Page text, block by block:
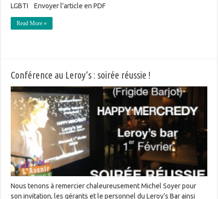
LGBTI Envoyer l'article en PDF
Read More »
Conférence au Leroy’s : soirée réussie !
Nous tenons à remercier chaleureusement Michel Soyer pour
son invitation, les gérants et le personnel du Leroy’s Bar ainsi